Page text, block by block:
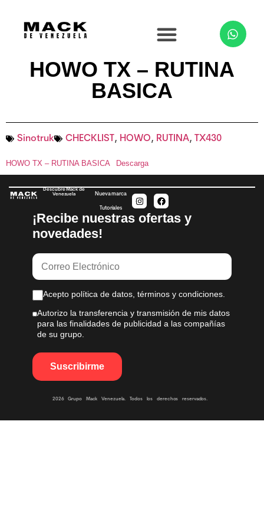
HOWO TX – RUTINA
BASICA
Sinotruk CHECKLIST , HOWO, RUTINA, TX430
HOWO TX – RUTINA BASICA Descarga
Descubre Mack de
Venezuela
Nueva marca
Tutoriales
¡Recibe nuestras ofertas y
novedades!
Acepto política de datos, términos y condiciones.
Autorizo la transferencia y transmisión de mis datos
para las finalidades de publicidad a las compañías
de su grupo.
2026 Grupo Mack Venezuela. Todos los derechos reservados.